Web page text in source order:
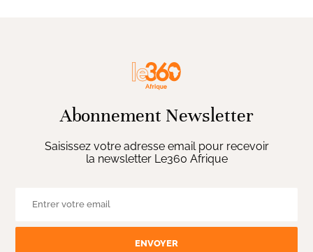
Abonnement Newsletter
Saisissez votre adresse email pour recevoir
la newsletter Le360 Afrique
ENVOYER